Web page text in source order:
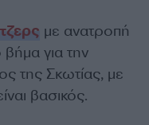
με ανατροπή
βήμα για την
της Σκωτίας, με
βασικός.